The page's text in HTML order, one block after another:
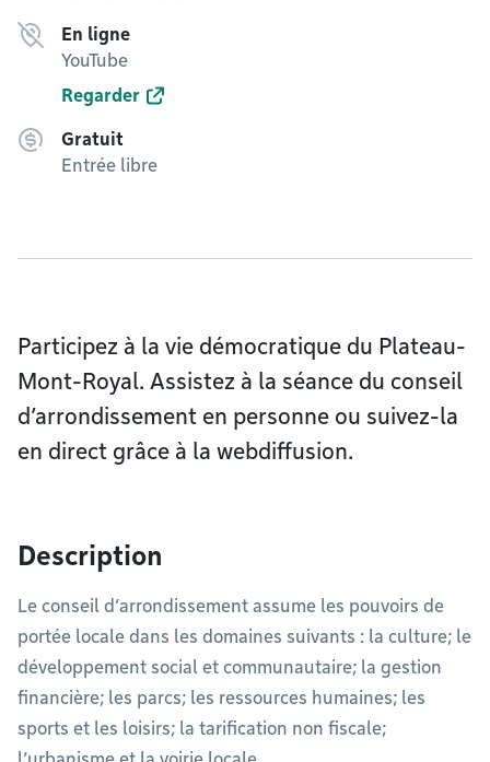
En ligne
YouTube
Regarder
Gratuit
Entrée libre
Participez à la vie démocratique du Plateau-
Mont-Royal. Assistez à la séance du conseil
d’arrondissement en personne ou suivez-la
en direct grâce à la webdiffusion.
Description
Le conseil d’arrondissement assume les pouvoirs de
portée locale dans les domaines suivants : la culture; le
développement social et communautaire; la gestion
financière; les parcs; les ressources humaines; les
sports et les loisirs; la tarification non fiscale;